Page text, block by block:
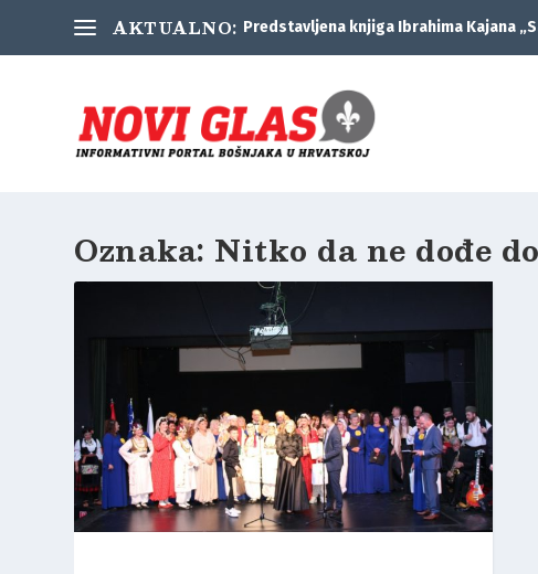
AKTUALNO: Predstavljena knjiga Ibrahima Kajana
Oznaka: Nitko da ne dođe